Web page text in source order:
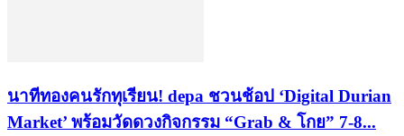
นาทีทองคนรักทุเรียน! depa ชวนช้อป ‘Digital Durian
Market’ พร้อมวัดดวงกิจกรรม “Grab & โกย” 7-8...